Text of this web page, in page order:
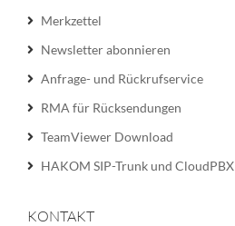
Merkzettel
Newsletter abonnieren
Anfrage- und Rückrufservice
RMA für Rücksendungen
TeamViewer Download
HAKOM SIP-Trunk und CloudPBX
KONTAKT